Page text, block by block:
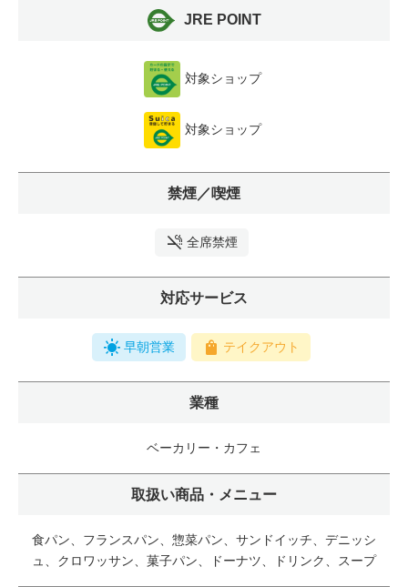
JRE POINT
対象ショップ
対象ショップ
禁煙／喫煙
全席禁煙
対応サービス
早朝営業 テイクアウト
業種
ベーカリー・カフェ
取扱い商品・メニュー
食パン、フランスパン、惣菜パン、サンドイッチ、デニッシ
ュ、クロワッサン、菓子パン、ドーナツ、ドリンク、スープ